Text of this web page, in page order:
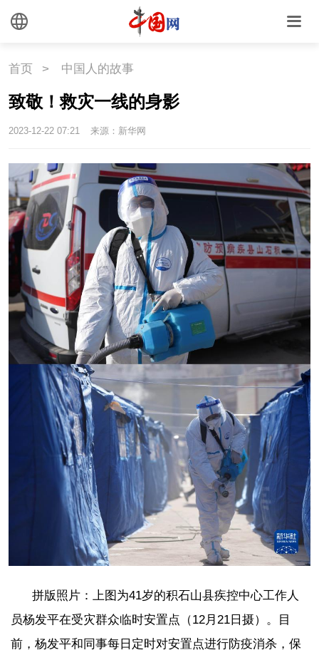
首页 > 中国人的故事
致敬！救灾一线的身影
2023-12-22 07:21 来源：新华网
拼版照片：上图为41岁的积石山县疾控中心工作人
员杨发平在受灾群众临时安置点（12月21日摄）。目
前，杨发平和同事每日定时对安置点进行防疫消杀，保